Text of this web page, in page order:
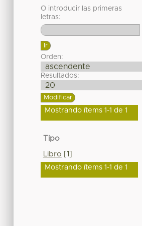
O introducir las primeras
letras:
Orden:
Resultados:
Mostrando ítems 1-1 de 1
Tipo
Libro [1]
Mostrando ítems 1-1 de 1